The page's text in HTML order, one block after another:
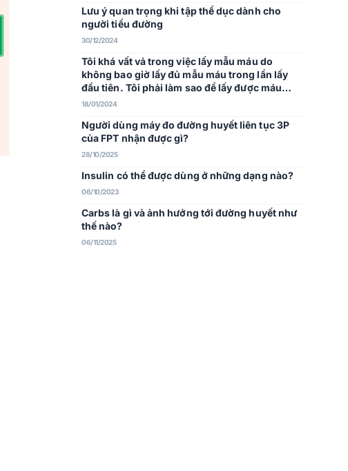
Lưu ý quan trọng khi tập thể dục dành cho
người tiểu đường
30/12/2024
Tôi khá vất vả trong việc lấy mẫu máu do
không bao giờ lấy đủ mẫu máu trong lần lấy
đầu tiên. Tôi phải làm sao để lấy được máu
nhiều hơn trong lần lấy đầu tiên
18/01/2024
Người dùng máy đo đường huyết liên tục 3P
của FPT nhận được gì?
28/10/2025
Insulin có thể được dùng ở những dạng nào?
06/10/2023
Carbs là gì và ảnh hưởng tới đường huyết như
thế nào?
06/11/2025